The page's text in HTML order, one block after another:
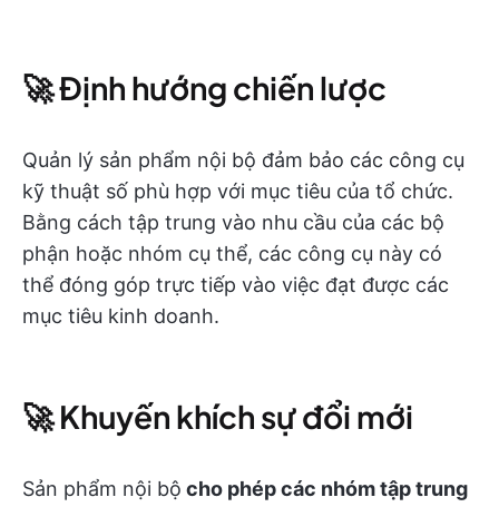
🚀 Định hướng chiến lược
Quản lý sản phẩm nội bộ đảm bảo các công cụ
kỹ thuật số phù hợp với mục tiêu của tổ chức.
Bằng cách tập trung vào nhu cầu của các bộ
phận hoặc nhóm cụ thể, các công cụ này có
thể đóng góp trực tiếp vào việc đạt được các
mục tiêu kinh doanh.
🚀 Khuyến khích sự đổi mới
Sản phẩm nội bộ cho phép các nhóm tập trung